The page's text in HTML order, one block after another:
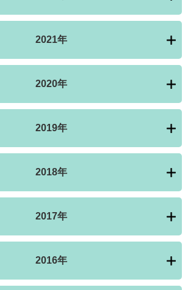
2021年
2020年
2019年
2018年
2017年
2016年